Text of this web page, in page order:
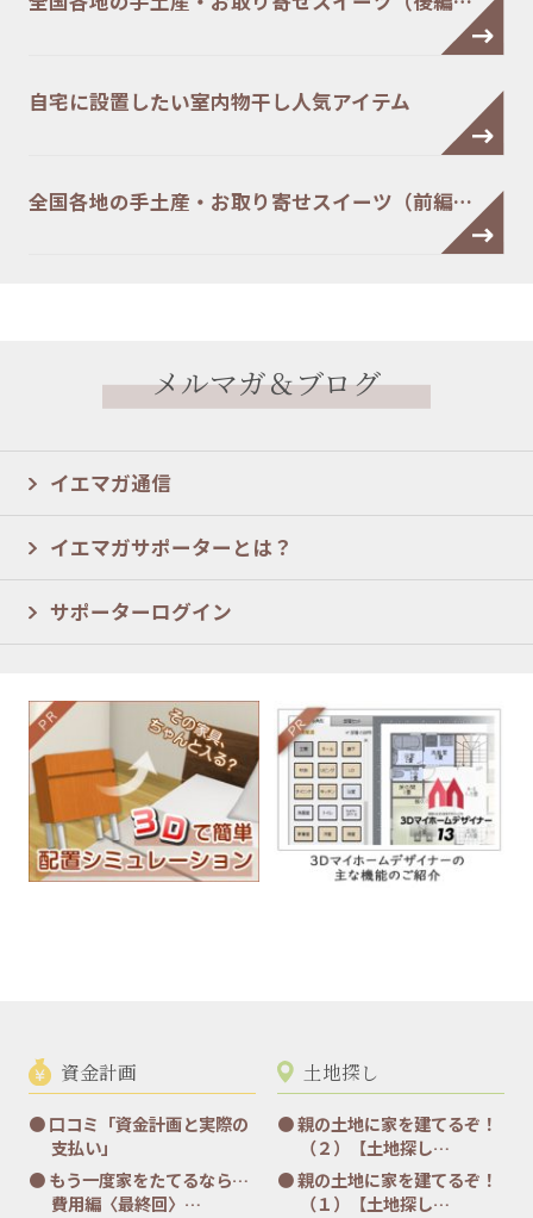
自宅に設置したい室内物干し人気アイテム
全国各地の手土産・お取り寄せスイーツ（前編…
メルマガ＆ブログ
イエマガ通信
イエマガサポーターとは？
サポーターログイン
資金計画
口コミ「資金計画と実際の
支払い」
もう一度家をたてるなら…
費用編〈最終回〉…
土地探し
親の土地に家を建てるぞ！
（２）【土地探し…
親の土地に家を建てるぞ！
（１）【土地探し…